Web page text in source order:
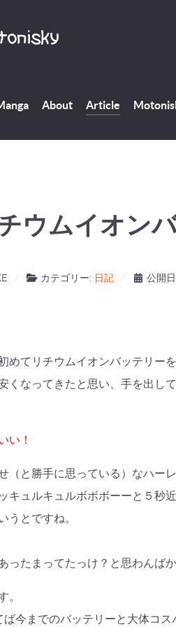
About Article
ウムイオン
カテゴリー: 日記 公開
めてリチウムイオンバッテリーを
くなってきたと思い、手を出して
い！
（と勝手に思っている）なハー
キュルキュルボボボーーと５秒
うとですね。
ったまってたっけ？と思わんばか
。
今までのバッテリーと大体コス